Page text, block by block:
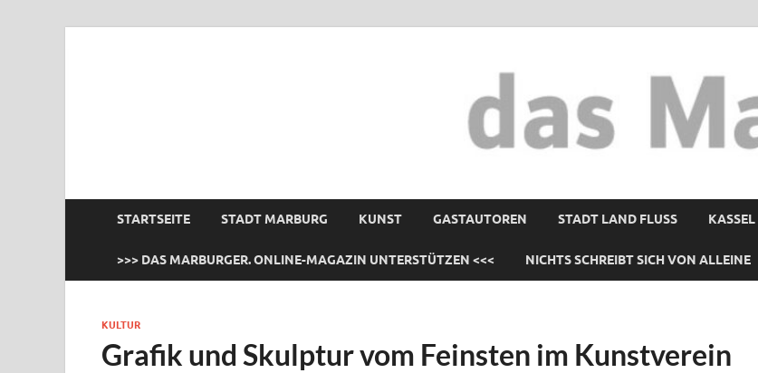
STARTSEITE STADT MARBURG KUNST GASTAUTOREN STADT LAND FLUSS KASSEL
>>> DAS MARBURGER. ONLINE-MAGAZIN UNTERSTÜTZEN <<< NICHTS SCHREIBT SICH VON ALLEINE
KULTUR
Grafik und Skulptur vom Feinsten im Kunstverein